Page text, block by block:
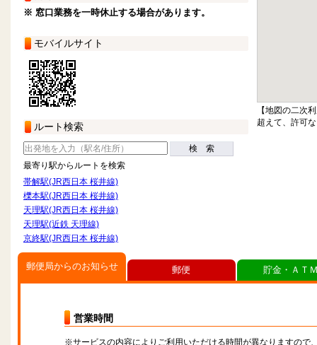
※ 窓口業務を一時休止する場合があります。
モバイルサイト
ルート検索
検 索
最寄り駅からルートを検索
帯解駅(JR西日本 桜井線)
櫟本駅(JR西日本 桜井線)
天理駅(JR西日本 桜井線)
天理駅(近鉄 天理線)
京終駅(JR西日本 桜井線)
【地図の二次
超えて、許可
郵便局からのお知らせ
営業時間
※サービスの内容によりご利用いただける時間が異なりますので
郵便 貯金・ＡＴ